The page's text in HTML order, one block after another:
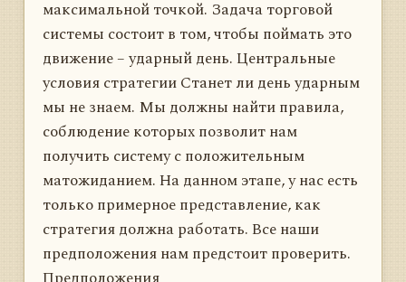
максимальной точкой. Задача торговой
системы состоит в том, чтобы поймать это
движение – ударный день. Центральные
условия стратегии Станет ли день ударным
мы не знаем. Мы должны найти правила,
соблюдение которых позволит нам
получить систему с положительным
матожиданием. На данном этапе, у нас есть
только примерное представление, как
стратегия должна работать. Все наши
предположения нам предстоит проверить.